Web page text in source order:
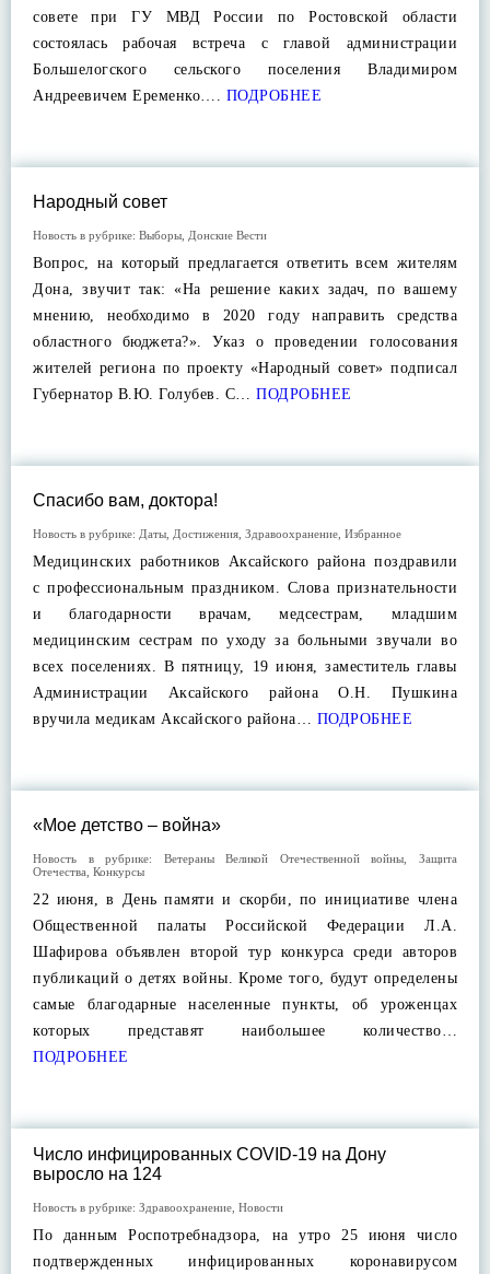
совете при ГУ МВД России по Ростовской области
состоялась рабочая встреча с главой администрации
Большелогского сельского поселения Владимиром
Андреевичем Еременко…. ПОДРОБНЕЕ
Народный совет
Новость в рубрике: Выборы Донские Вести
Вопрос, на который предлагается ответить всем жителям
Дона, звучит так: «На решение каких задач, по вашему
мнению, необходимо в 2020 году направить средства
областного бюджета?». Указ о проведении голосования
жителей региона по проекту «Народный совет» подписал
Губернатор В.Ю. Голубев. С… ПОДРОБНЕЕ
Спасибо вам, доктора!
Новость в рубрике: Даты Достижения Здравоохранение Избранное
Медицинских работников Аксайского района поздравили
с профессиональным праздником. Слова признательности
и благодарности врачам, медсестрам, младшим
медицинским сестрам по уходу за больными звучали во
всех поселениях. В пятницу, 19 июня, заместитель главы
Администрации Аксайского района О.Н. Пушкина
вручила медикам Аксайского района… ПОДРОБНЕЕ
«Мое детство – война»
Новость в рубрике: Ветераны Великой Отечественной войны ,Защита
Отечества Конкурсы
22 июня, в День памяти и скорби, по инициативе члена
Общественной палаты Российской Федерации Л.А.
Шафирова объявлен второй тур конкурса среди авторов
публикаций о детях войны. Кроме того, будут определены
самые благодарные населенные пункты, об уроженцах
которых представят наибольшее количество…
ПОДРОБНЕЕ
Число инфицированных COVID-19 на Дону
выросло на 124
Новость в рубрике: Здравоохранение Новости
По данным Роспотребнадзора, на утро 25 июня число
подтвержденных инфицированных коронавирусом